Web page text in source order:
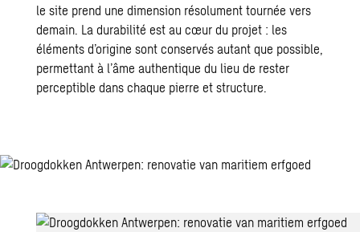
le site prend une dimension résolument tournée vers
demain. Ladurabilité est au cœur du projet : les
éléments d’origine sont conservés autant que possible,
permettant à l’âme authentique du lieu de rester
perceptible dans chaque pierre et structure.